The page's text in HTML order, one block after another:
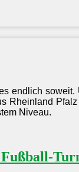
endlich
Rheinland
Niveau.